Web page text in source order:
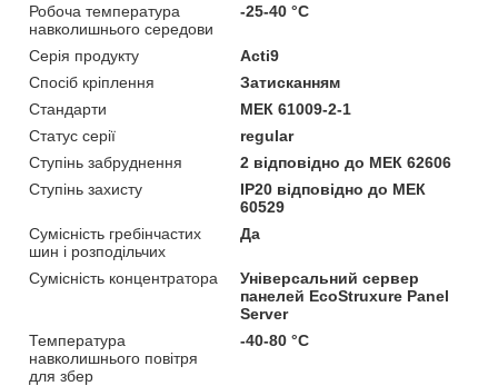
Робоча температура
навколишнього середови
-25-40 °C
Серія продукту
Acti9
Спосіб кріплення
Затисканням
Стандарти
МЕК 61009-2-1
Статус серії
regular
Ступінь забруднення
2 відповідно до МЕК 62606
Ступінь захисту
IP20 відповідно до МЕК
60529
Сумісність гребінчастих
шин і розподільчих
Да
Сумісність концентратора
Універсальний сервер
панелей EcoStruxure Panel
Server
Температура
навколишнього повітря
для збер
-40-80 °C